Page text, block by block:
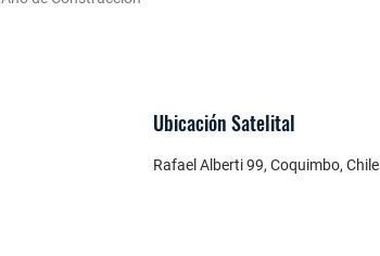
UbicaciónSatelital
Rafael Alberti 99, Coquimbo, Chile